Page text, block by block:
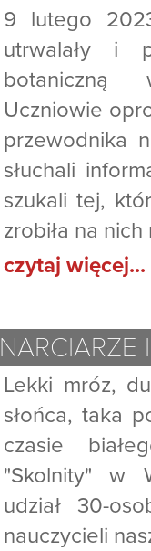
9 lutego
utrwalały i
botaniczną
Uczniowie
przewodnika
słuchali
szukali tej,
zrobiła na
czytaj więcej...
NARCIARZE
Lekki mróz,
słońca, taka
czasie
"Skolnity" w
udział 30-
nauczycieli